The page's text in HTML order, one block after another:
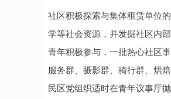
社区积极探索与集体租赁单位
学等社会资源，并发掘社区内
青年积极参与，一批热心社区
服务群、摄影群、骑行群、烘
民区党组织适时在青年议事厅